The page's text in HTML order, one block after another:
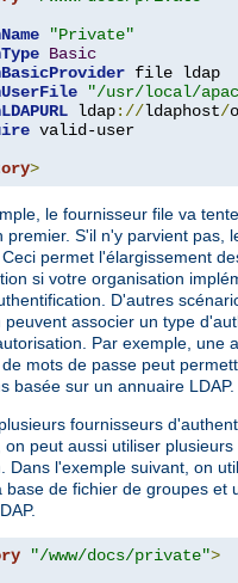
"Private"
Basic
file ldap
"/usr/local/
ldap://ldaphost/o
valid-user
>
le fournisseur file va
premier. S'il n'y parvient pas,
permet l'élargissement
si votre organisation
D'autres
peuvent associer un type
Par exemple, une
mots de passe peut
basée sur un annuaire LDAP.
fournisseurs
on peut aussi utiliser
Dans l'exemple suivant, on
base de fichier de groupes et
"/www/docs/private">